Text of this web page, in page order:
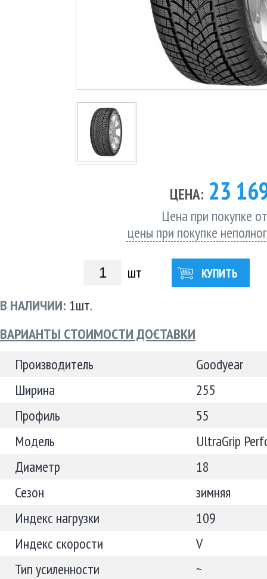
ЦЕНА: 23
Цена при покупке
цены при покупке
шт КУПИТЬ
В НАЛИЧИИ: 1шт.
ВАРИАНТЫ СТОИМОСТИ ДОСТАВКИ
Производитель
Goodyear
Ширина
255
Профиль
55
Модель
UltraGrip
Диаметр
18
Сезон
зимняя
Индекс нагрузки
109
Индекс скорости
V
Тип усиленности
~